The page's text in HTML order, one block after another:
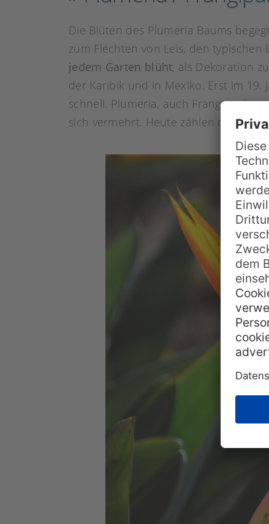
Die Blüten des Plumeria Baums
zum Flechten von Leis, den
jedem Garten blüht, als Dekoration
der Karibik und in Mexiko. Erst im
schnell. Plumeria, auch Frangipani
sich vermehrt. Heute zählen die